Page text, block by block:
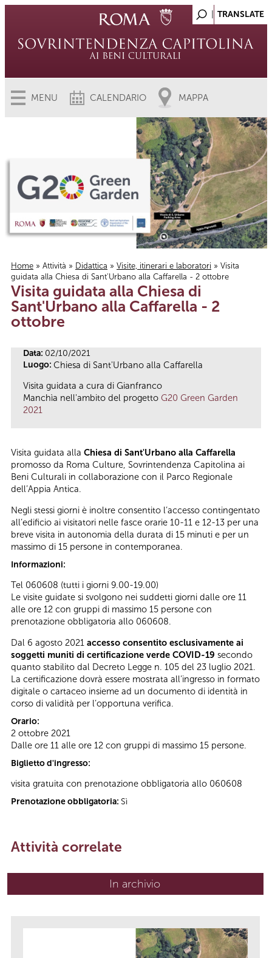
MENU CALENDARIO MAPPA
Tu sei qui
Home » Attività » Didattica » Visite, itinerari e laboratori » Visita
guidata alla Chiesa di Sant'Urbano alla Caffarella - 2 ottobre
Visita guidata alla Chiesa di
Sant'Urbano alla Caffarella - 2
ottobre
Data: 02/10/2021
Luogo: Chiesa di Sant'Urbano alla Caffarella
Visita guidata a cura di Gianfranco
Manchìa nell'ambito del progetto G20 Green Garden
2021
Visita guidata alla Chiesa di Sant'Urbano alla Caffarella
promosso da Roma Culture, Sovrintendenza Capitolina ai
Beni Culturali in collaborazione con il Parco Regionale
dell’Appia Antica.
Negli stessi giorni è inoltre consentito l’accesso contingentato
all’edificio ai visitatori nelle fasce orarie 10-11 e 12-13 per una
breve visita in autonomia della durata di 15 minuti e per un
massimo di 15 persone in contemporanea.
Informazioni:
Tel 060608 (tutti i giorni 9.00-19.00)
Le visite guidate si svolgono nei suddetti giorni dalle ore 11
alle ore 12 con gruppi di massimo 15 persone con
prenotazione obbligatoria allo 060608.
Dal 6 agosto 2021 accesso consentito esclusivamente ai
soggetti muniti di certificazione verde COVID-19 secondo
quanto stabilito dal Decreto Legge n. 105 del 23 luglio 2021.
La certificazione dovrà essere mostrata all’ingresso in formato
digitale o cartaceo insieme ad un documento di identità in
corso di validità per l’opportuna verifica.
Orario:
2 ottobre 2021
Dalle ore 11 alle ore 12 con gruppi di massimo 15 persone.
Biglietto d'ingresso:
visita gratuita con prenotazione obbligatoria allo 060608
Prenotazione obbligatoria: Sì
Attività correlate
In archivio